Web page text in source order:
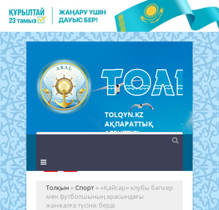
TOLQYN.KZ
АҚПАРАТТЫҚ
АГЕНТТІГІ
Толқын »Спорт » «Қайсар» клубы бапкер
мен футболшының арасындағы
жанжалға түсінік берді